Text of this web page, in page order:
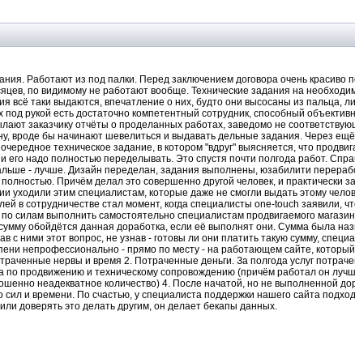
Работают из под палки. Перед заключением договора очень красиво
по видимому не работают вообще. Технические задания на
всё таки выдаются, впечатление о них, будто они высосаны из пальца,
под рукой есть достаточно компетентный сотрудник, способный
заказчику отчёты о проделанных работах, заведомо не
вроде бы начинают шевелиться и выдавать дельные задания. Через ещё
техническое задание, в котором "вдруг" выясняется, что
его надо полностью переделывать. Это спустя почти полгода работ.
- лучше. Дизайн переделан, задания выполнены, юзабилити
Причём делал это совершенно другой человек, и практически
уходили этим специалистам, которые даже не смогли выдать этому
в сотрудничестве стал момент, когда специалисты one-touch заявили,
силам выполнить самостоятельно специалистам продвигаемого
обойдётся данная доработка, если её выполнят они. Сумма была
с ними этот вопрос, не узнав - готовы ли они платить такую сумму,
непрофессионально - прямо по месту - на работающем сайте,
нервы и время 2. Потраченные деньги. За полгода услуг
по продвижению и техническому сопровождению (причём работал он
неадекватное количество) 4. После начатой, но не выполненной
сил и времени. По счастью, у специалиста поддержки нашего сайта
доверять это делать другим, он делает бекапы данных.